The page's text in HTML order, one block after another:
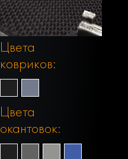
Цвета
ковриков:
Цвета
окантовок: